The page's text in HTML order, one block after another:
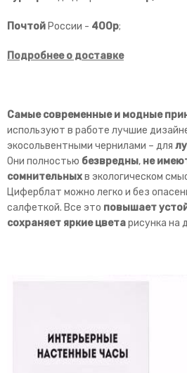
Почтой России - 400р;
Подробнее о доставке
Самые современные и модные
используют в работе лучшие
экосольвентными чернилами – для
Они полностью безвредны, не
сомнительныхв экологическом
Циферблат можно легко и без
салфеткой. Все это повышает
сохраняет яркие цветарисунка на